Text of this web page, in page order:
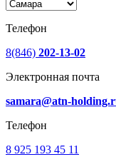
Телефон
8(846) 202-13-02
Электронная почта
samara@atn-
Телефон
8 925 193 45 11